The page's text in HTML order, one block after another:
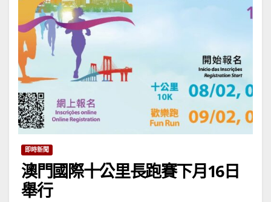
即時新聞
澳門國際十公里長跑賽下月16日
舉行